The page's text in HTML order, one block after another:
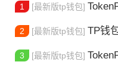
1 [最新版tp钱包]
2 [最新版tp钱包] TP钱包
3 [最新版tp钱包]